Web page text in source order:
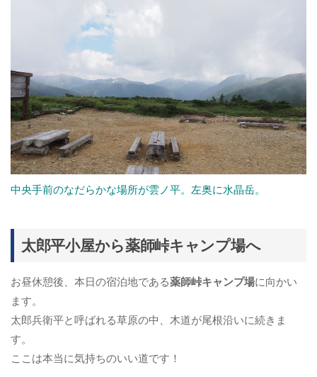
中央手前のなだらかな場所が雲ノ平。左奥に水晶岳。
太郎平小屋から薬師峠キャンプ場へ
お昼休憩後、本日の宿泊地である薬師峠キャンプ場に向かい
ます。
太郎兵衛平と呼ばれる草原の中、木道が尾根沿いに続きま
す。
ここは本当に気持ちのいい道です！